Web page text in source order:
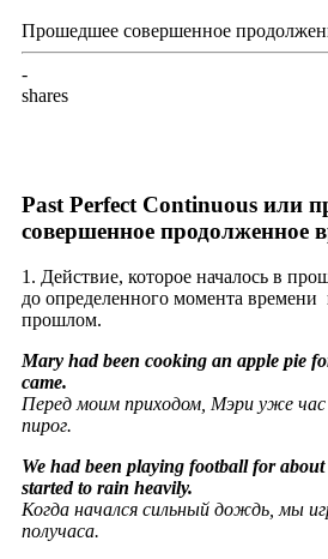
Прошедшее совершенное
-
shares
Past Perfect Continuous или
совершенное продолженное
1. Действие, которое началось в
до определенного момента времени
прошлом.
Mary had been cooking an apple pie
came.
Перед моим приходом, Мэри уже час
пирог.
We had been playing football for
started to rain heavily.
Когда начался сильный дождь, мы
получаса.